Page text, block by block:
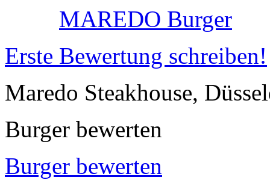
MAREDO Burger
Erste Bewertung schreiben!
Maredo Steakhouse,
Burger bewerten
Burger bewerten